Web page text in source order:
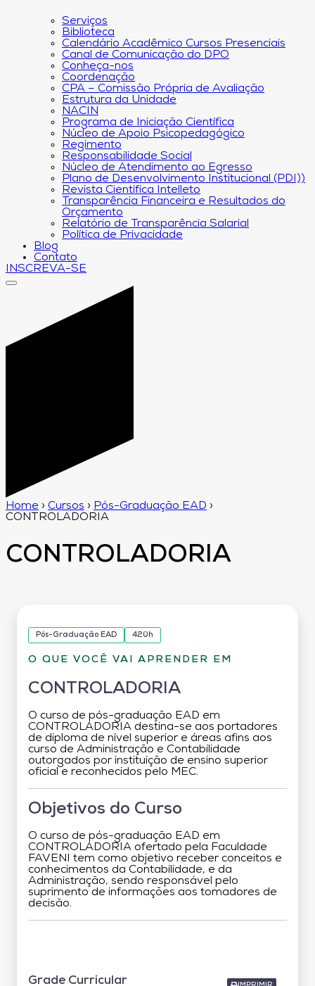
Serviços
Biblioteca
Calendário Acadêmico Cursos Presenciais
Canal de Comunicação do DPO
Conheça-nos
Coordenação
CPA – Comissão Própria de Avaliação
Estrutura da Unidade
NACIN
Programa de Iniciação Científica
Núcleo de Apoio Psicopedagógico
Regimento
Responsabilidade Social
Núcleo de Atendimento ao Egresso
Plano de Desenvolvimento Institucional (PDI))
Revista Científica Intelleto
Transparência Financeira e Resultados do
Orçamento
Relatório de Transparência Salarial
Política de Privacidade
Blog
Contato
INSCREVA-SE
Home › Cursos › Pós-Graduação EAD ›
CONTROLADORIA
CONTROLADORIA
Pós-Graduação EAD 420h
O QUE VOCÊ VAI APRENDER EM
CONTROLADORIA
O curso de pós-graduação EAD em
CONTROLADORIA destina-se aos portadores
de diploma de nível superior e áreas afins aos
curso de Administração e Contabilidade
outorgados por instituição de ensino superior
oficial e reconhecidos pelo MEC.
Objetivos do Curso
O curso de pós-graduação EAD em
CONTROLADORIA ofertado pela Faculdade
FAVENI tem como objetivo receber conceitos e
conhecimentos da Contabilidade, e da
Administração, sendo responsável pelo
suprimento de informações aos tomadores de
decisão.
Grade Curricular